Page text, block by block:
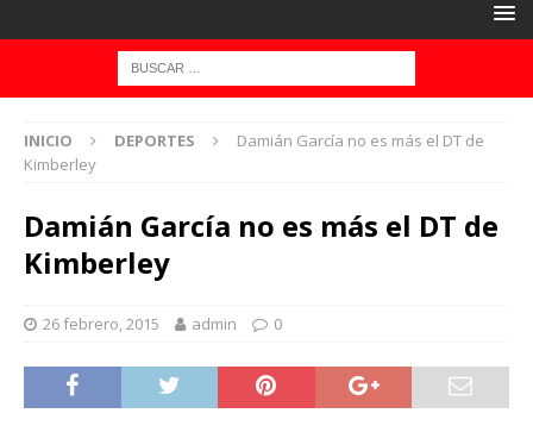
INICIO DEPORTES
Damián García no es más el DT de
Kimberley
Damián García no es más el DT de
Kimberley
26 febrero, 2015 admin 0